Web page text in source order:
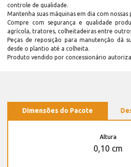
controle de qualidade.
Mantenha suas máquinas em dia com nossas
Compre com segurança e qualidade
agrícola, tratores, colheitadeiras entre
Peças de reposição para manutenção dá
desde o plantio até a colheita.
Produto vendido por concessionário
Dimensões do Pacote
Altura
0,10 cm